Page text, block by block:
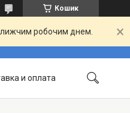
Кошик
робочим днем.
и оплата